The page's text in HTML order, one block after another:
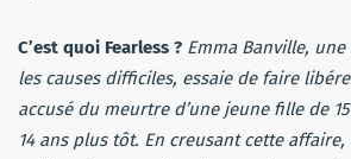
C’est quoi Fearless ? Emma Banville,
les causes difficiles, essaie de faire
accusé du meurtre d’une jeune fille de
14 ans plus tôt. En creusant cette